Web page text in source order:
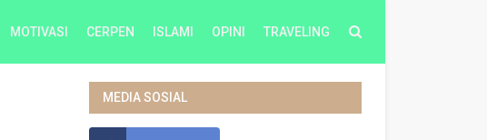
MOTIVASI CERPEN ISLAMI OPINI TRAVELING
MEDIA SOSIAL